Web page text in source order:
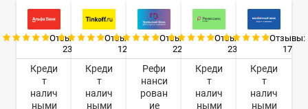
Отзывы:
23
Креди
т
налич
ными
Отзывы:
12
Креди
т
налич
ными
Отзывы:
22
Рефи
нанси
рован
ие
Отзывы:
23
Креди
т
налич
ными
Отзывы:
17
Креди
т
налич
ными